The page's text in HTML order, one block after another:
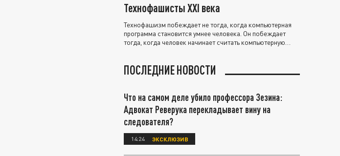
Технофашисты XXI века
Технофашизм побеждает не тогда, когда компьютерная
программа становится умнее человека. Он побеждает
тогда, когда человек начинает считать компьютерную
ПОСЛЕДНИЕ НОВОСТИ
Что на самом деле убило профессора Зезина:
Адвокат Реверука перекладывает вину на
следователя?
14:24 ЭКСКЛЮЗИВ